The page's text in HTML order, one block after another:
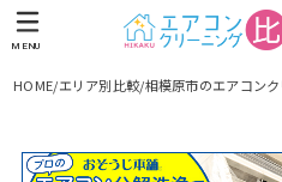
MENU
HOME エリア別比較 相模原市のエアコン